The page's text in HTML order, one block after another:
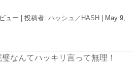
ュー |投稿者:ハッシュ／HASH | May 9,
なんてハッキリ言って無理！